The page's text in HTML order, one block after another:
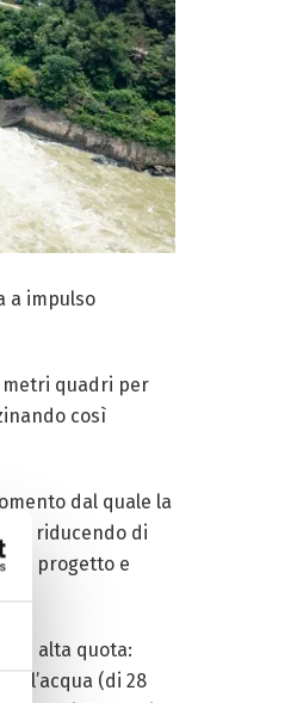
a impulso
metri quadri per
così
dal quale la
e riducendo di
nel progetto e
ad alta quota:
(di 28